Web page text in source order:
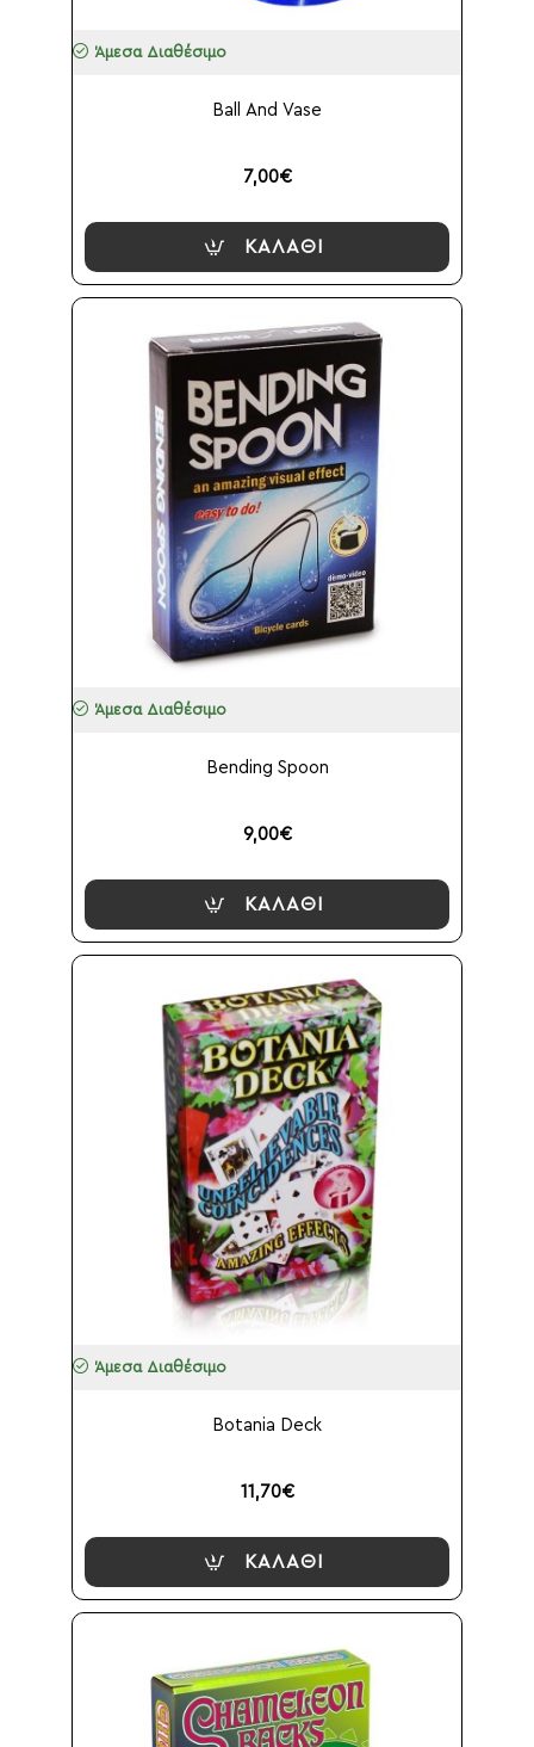
Άμεσα Διαθέσιμο
Ball And Vase
7,00€
ΚΑΛΆΘΙ
Άμεσα Διαθέσιμο
Bending Spoon
9,00€
ΚΑΛΆΘΙ
Άμεσα Διαθέσιμο
Botania Deck
11,70€
ΚΑΛΆΘΙ